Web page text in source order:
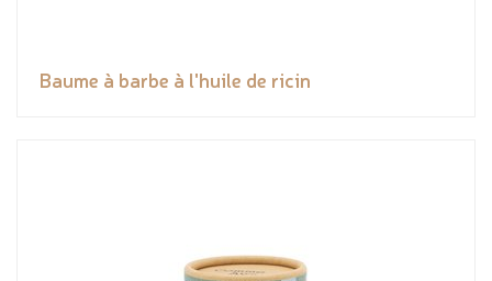
Baume à barbe à l'huile de ricin